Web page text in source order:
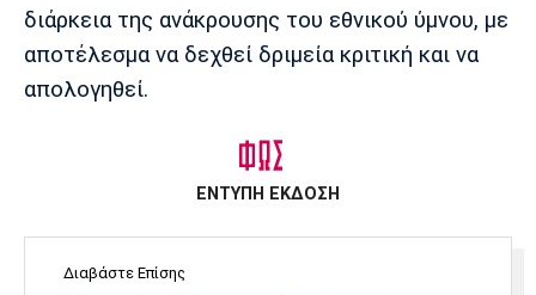
διάρκεια της ανάκρουσης του εθνικού ύμνου, με
αποτέλεσμα να δεχθεί δριμεία κριτική και να
απολογηθεί.
ΕΝΤΥΠΗ ΕΚΔΟΣΗ
Διαβάστε Επίσης